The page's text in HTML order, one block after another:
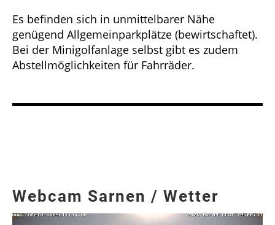
Es befinden sich in unmittelbarer Nähe
genügend Allgemeinparkplätze (bewirtschaftet).
Bei der Minigolfanlage selbst gibt es zudem
Abstellmöglichkeiten für Fahrräder.
Webcam Sarnen / Wetter